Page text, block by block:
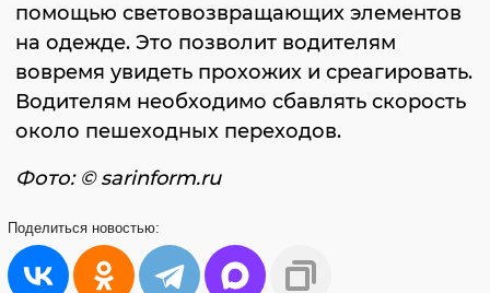
помощью световозвращающих элементов
на одежде. Это позволит водителям
вовремя увидеть прохожих и среагировать.
Водителям необходимо сбавлять скорость
около пешеходных переходов.
Фото: © sarinform.ru
Поделиться новостью: